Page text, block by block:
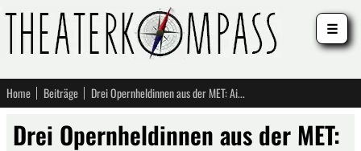
Home Beiträge Drei Opernheldinnen aus der MET: Aida, Tosca & die Kampfpilotin Jess in Grounded auf ARTE
Drei Opernheldinnen aus der MET:
☰